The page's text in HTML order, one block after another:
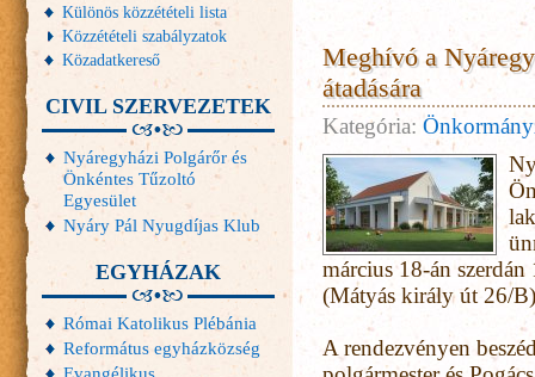
Meghívó a
átadására
Kategória:
március 18-án
(Mátyás király út 26/
A rendezvényen
Különös közzétételi lista
Közzétételi szabályzatok
Közadatkereső
CIVIL SZERVEZETEK
Nyáregyházi Polgárőr és
Önkéntes Tűzoltó
Egyesület
Nyáry Pál Nyugdíjas Klub
EGYHÁZAK
Római Katolikus Plébánia
Református egyházközség